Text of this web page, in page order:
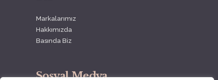
Markalarımız
Hakkımızda
Basında Biz
Sosyal Medya